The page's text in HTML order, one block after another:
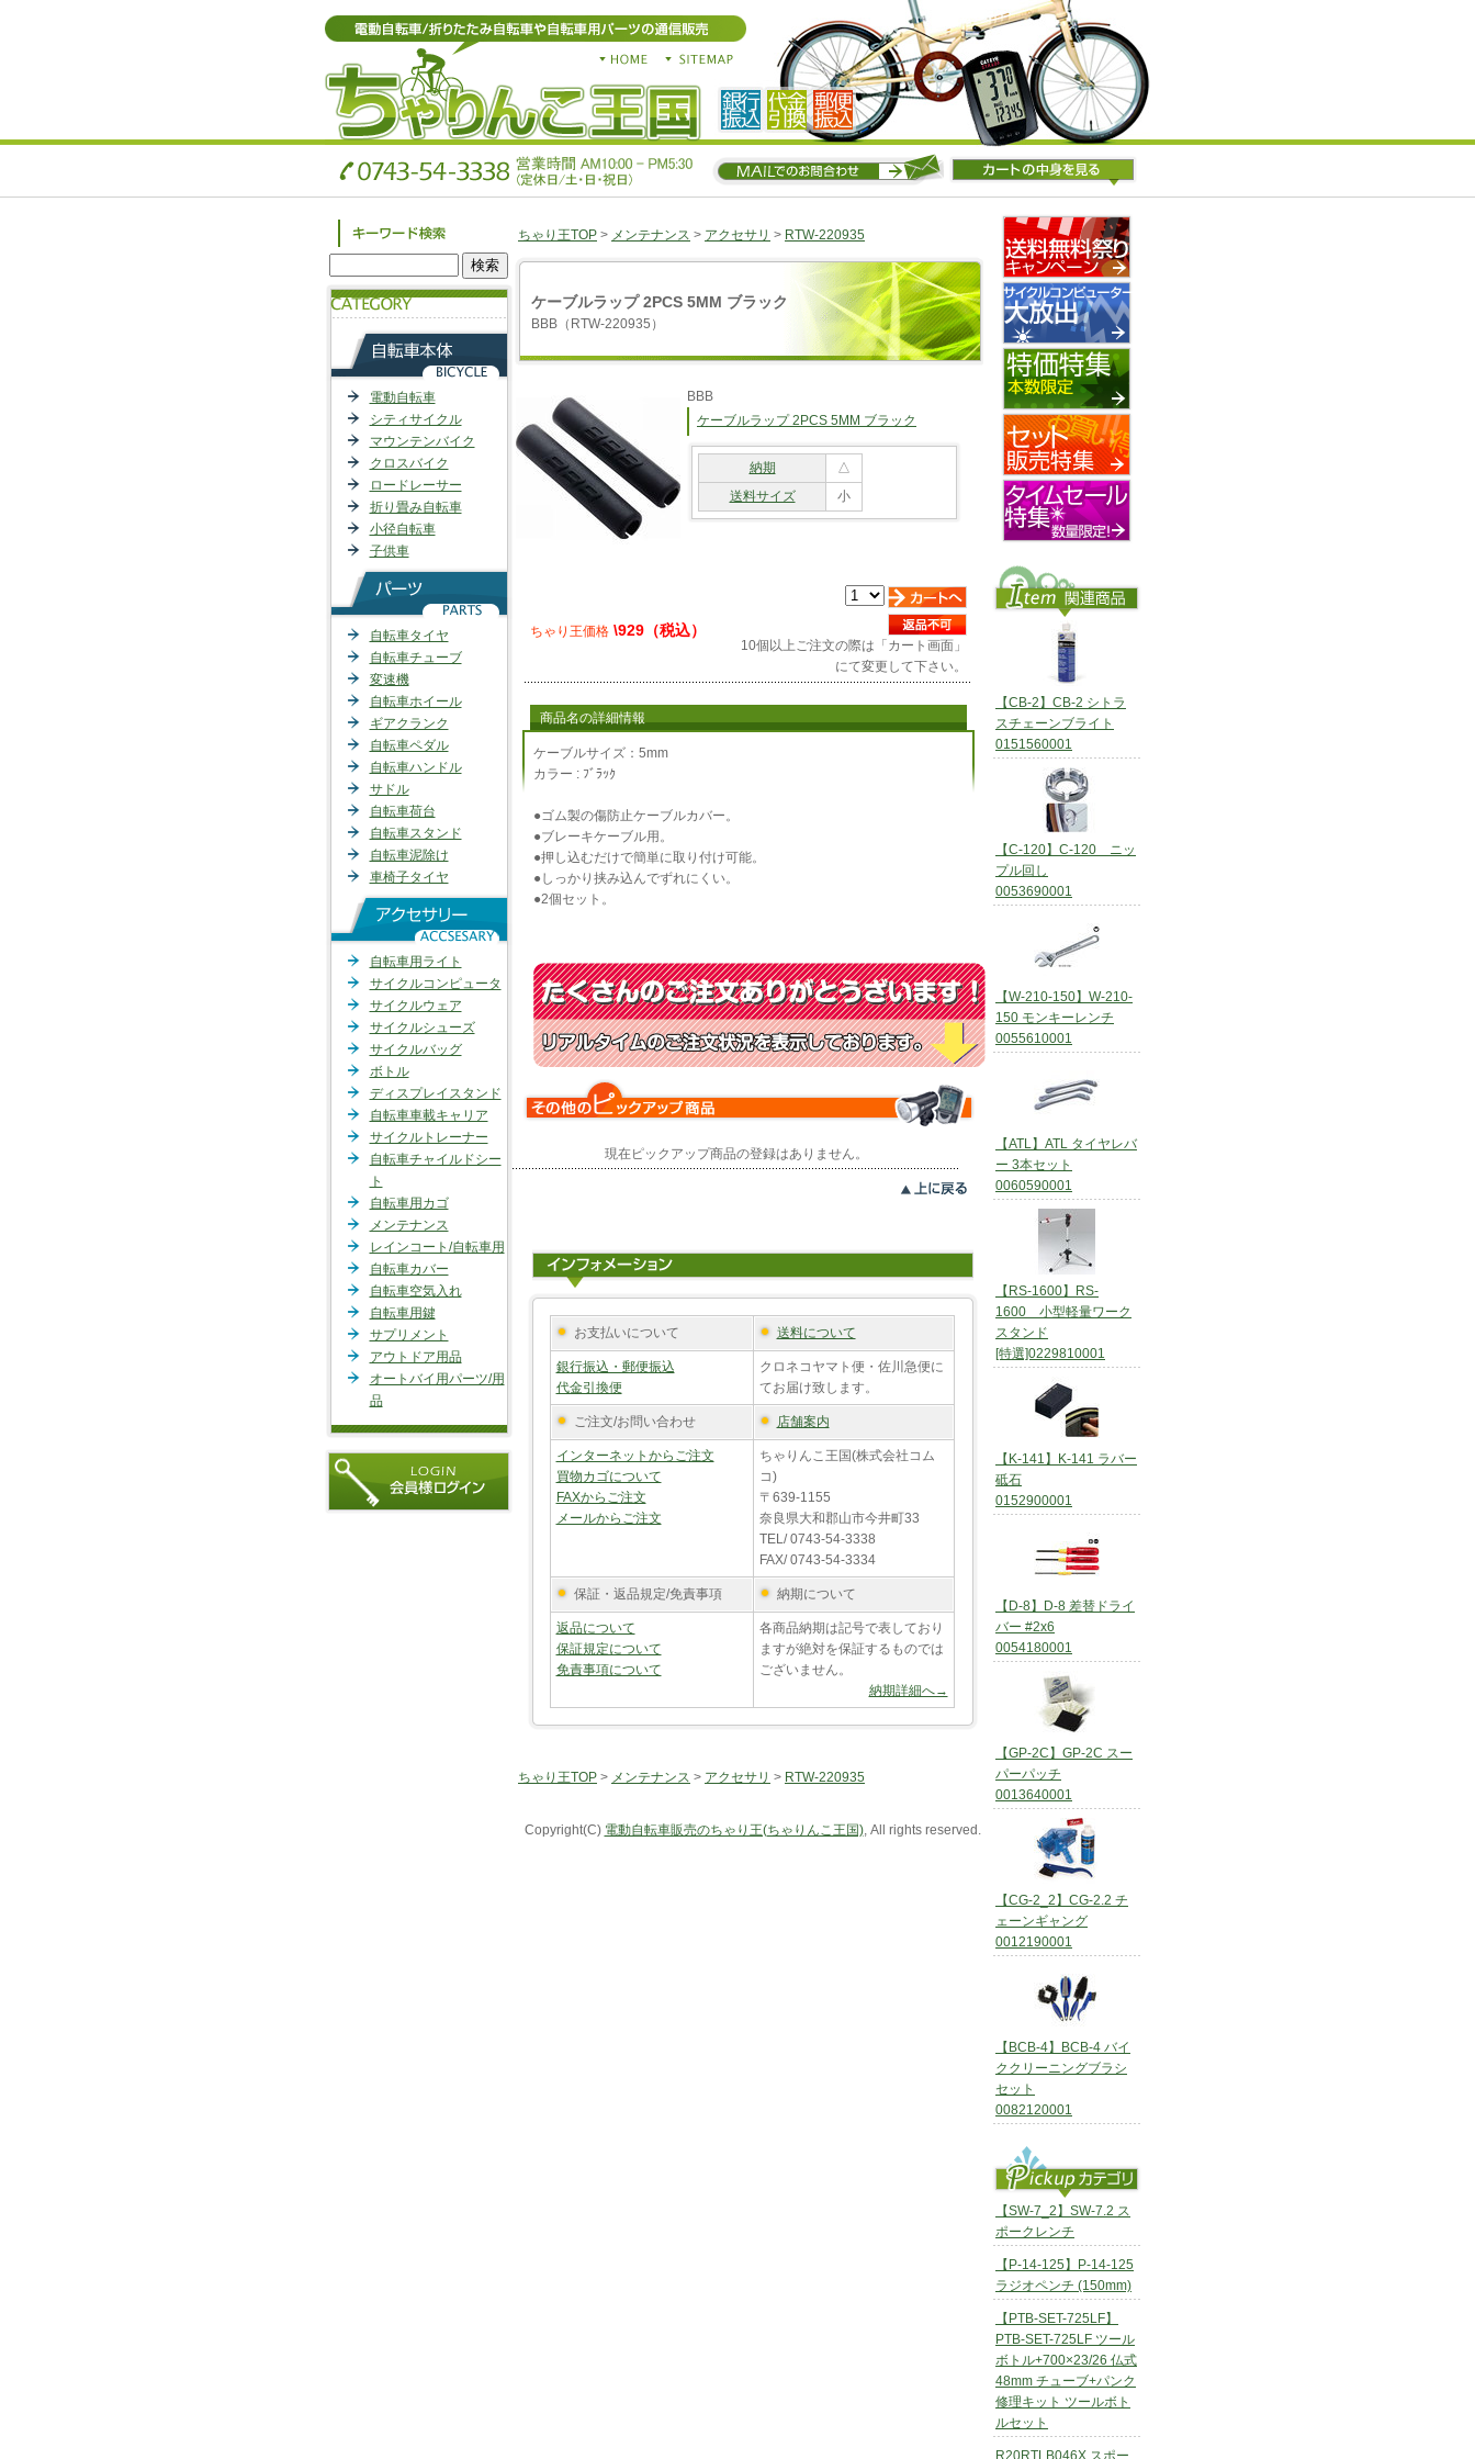
電動自転車
シティサイクル
マウンテンバイク
クロスバイク
ロードレーサー
折り畳み自転車
小径自転車
子供車
自転車タイヤ
自転車チューブ
変速機
自転車ホイール
ギアクランク
自転車ペダル
自転車ハンドル
サドル
自転車荷台
自転車スタンド
自転車泥除け
車椅子タイヤ
自転車用ライト
サイクルコンピュータ
サイクルウェア
サイクルシューズ
サイクルバッグ
ボトル
ディスプレイスタンド
自転車車載キャリア
サイクルトレーナー
自転車チャイルドシー
ト
自転車用カゴ
メンテナンス
レインコート/自転車用
自転車カバー
自転車空気入れ
自転車用鍵
サプリメント
アウトドア用品
オートバイ用パーツ/用
品
ちゃり王TOP > メンテナンス > アクセサリ > RTW-220935
ケーブルラップ 2PCS 5MM ブラック
BBB（RTW-220935）
BBB
ケーブルラップ 2PCS 5MM ブラック
納期
△
送料サイズ
小
ちゃり王価格 \929（税込）
10個以上ご注文の際は「カート画面」
にて変更して下さい。
商品名の詳細情報
ケーブルサイズ：5mm
カラー : ﾌﾞﾗｯｸ
●ゴム製の傷防止ケーブルカバー。
●ブレーキケーブル用。
●押し込むだけで簡単に取り付け可能。
●しっかり挟み込んでずれにくい。
●2個セット。
現在ピックアップ商品の登録はありません。
お支払いについて 送料について
銀行振込・郵便振込
代金引換便
クロネコヤマト便・佐川急便に
てお届け致します。
ご注文/お問い合わせ 店舗案内
インターネットからご注文
買物カゴについて
FAXからご注文
メールからご注文
ちゃりんこ王国(株式会社コム
コ)
〒639-1155
奈良県大和郡山市今井町33
TEL/ 0743-54-3338
FAX/ 0743-54-3334
保証・返品規定/免責事項 納期について
返品について
保証規定について
免責事項について
各商品納期は記号で表しており
ますが絶対を保証するものでは
ございません。
納期詳細へ→
ちゃり王TOP > メンテナンス > アクセサリ > RTW-220935
Copyright(C) 電動自転車販売のちゃり王(ちゃりんこ王国), All rights reserved.
【CB-2】CB-2 シトラ
スチェーンブライト
0151560001
【C-120】C-120 ニッ
プル回し
0053690001
【W-210-150】W-210-
150 モンキーレンチ
0055610001
【ATL】ATL タイヤレバ
ー 3本セット
0060590001
【RS-1600】RS-
1600 小型軽量ワーク
スタンド
[特選]0229810001
【K-141】K-141 ラバー
砥石
0152900001
【D-8】D-8 差替ドライ
バー #2x6
0054180001
【GP-2C】GP-2C スー
パーパッチ
0013640001
【CG-2_2】CG-2.2 チ
ェーンギャング
0012190001
【BCB-4】BCB-4 バイ
ククリーニングブラシ
セット
0082120001
【SW-7_2】SW-7.2 ス
ポークレンチ
【P-14-125】P-14-125
ラジオペンチ (150mm)
【PTB-SET-725LF】
PTB-SET-725LF ツール
ボトル+700×23/26 仏式
48mm チューブ+パンク
修理キット ツールボト
ルセット
R20RTLB046X スポー